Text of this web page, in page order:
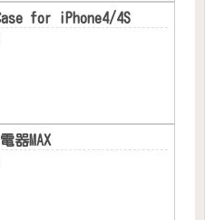
for iPhone4/4S
器MAX